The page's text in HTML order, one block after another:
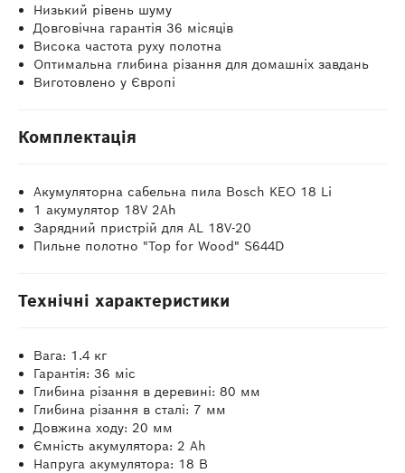
Низький рівень шуму
Довговічна гарантія 36 місяців
Висока частота руху полотна
Оптимальна глибина різання для домашніх завдань
Виготовлено у Європі
Комплектація
Акумуляторна сабельна пила Bosch KEO 18 Li
1 акумулятор 18V 2Ah
Зарядний пристрій для AL 18V-20
Пильне полотно "Top for Wood" S644D
Технічні характеристики
Вага: 1.4 кг
Гарантія: 36 міс
Глибина різання в деревині: 80 мм
Глибина різання в сталі: 7 мм
Довжина ходу: 20 мм
Ємність акумулятора: 2 Ah
Напруга акумулятора: 18 В